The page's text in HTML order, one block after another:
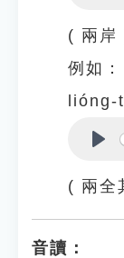
( 兩岸
例如：
( 兩全
音讀：